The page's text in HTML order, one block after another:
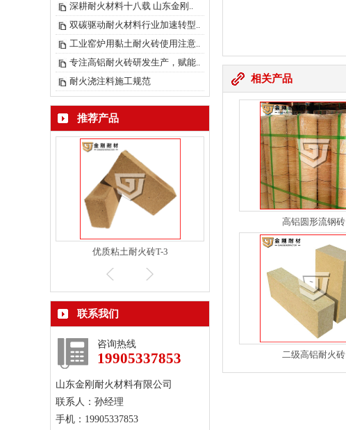
深耕耐火材料十八载 山东金刚..
双碳驱动耐火材料行业加速转型..
工业窑炉用黏土耐火砖使用注意..
专注高铝耐火砖研发生产，赋能..
耐火浇注料施工规范
推荐产品
优质粘土耐火砖T-3 万能弧形粘土耐火砖
联系我们
咨询热线
19905337853
山东金刚耐火材料有限公司
联系人：孙经理
手机：19905337853
相关产品
高铝圆形流钢砖
二级高铝耐火砖